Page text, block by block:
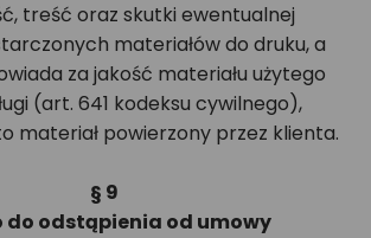
treść oraz skutki ewentualnej
materiałów do druku, a
za jakość materiału użytego
(art. 641 kodeksu cywilnego),
materiał powierzony przez klienta.
§ 9
do odstąpienia od umowy